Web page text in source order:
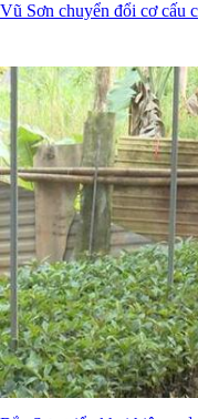
Vũ Sơn chuyển đổi cơ cấu